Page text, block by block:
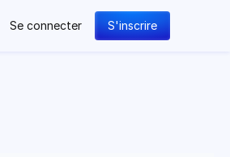
Se connecter S'inscrire